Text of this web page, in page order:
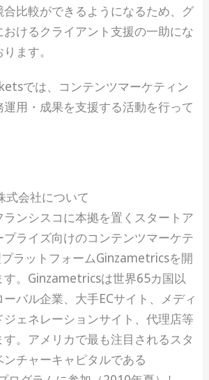
比較ができるようになるため、グ
けるクライアント支援の一助にな
ます。
では、コンテンツマーケティン
用・成果を支援する活動を行って
会社について
ンシスコに本拠を置くスタートア
プライズ向けのコンテンツマーケテ
ラットフォームGinzametricsを開
す。Ginzametricsは世界65カ国以
ーバル企業、大手ECサイト、メディ
ェネレーションサイト、代理店等
。アメリカで最も注目されるスタ
チャーキャピタルである